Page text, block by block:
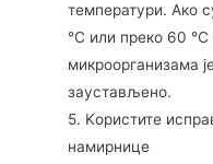
температури. Ако
°C или преко 60
микроорганизама
заустављено.
5. Kористите
намирнице